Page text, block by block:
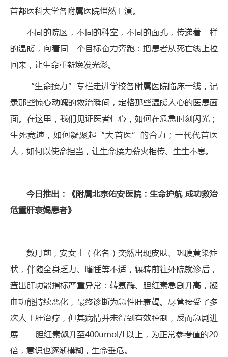
首都医科大学各附属医院悄然上演。
不同的院区，不同的科室，不同的面孔，传递着一样
的温暖，向着同一个目标奋力奔跑：把患者从死亡线上拉
回来，让生命重新焕发光彩。
“生命接力”专栏走进学校各附属医院临床一线，记
录那些惊心动魄的救治瞬间，定格那些温暖人心的医患画
面。在这里，我们见证医者仁心，如何在危急时刻闪光；
生死竞速，如何凝聚起“大首医”的合力；一代代首医
人，如何以使命担当，让生命接力薪火相传、生生不息。
今日推出：《附属北京佑安医院：生命护航 成功救治
危重肝衰竭患者》
数月前，安女士（化名）突然出现皮肤、巩膜黄染症
状，伴随全身乏力、嗜睡等不适，辗转前往外院就诊后，
查出肝功能指标严重异常：转氨酶、胆红素急剧升高，凝
血功能持续恶化，最终诊断为急性肝衰竭。尽管接受了多
次人工肝治疗，但其病情并未得到有效控制，反而急剧进
展——胆红素飙升至400umol/L以上，为正常参考值的20
倍，意识也逐渐模糊，生命垂危。